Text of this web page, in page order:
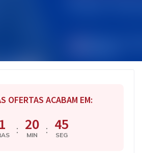
OFERTAS ACABAM EM:
: 20
MIN : 44
SEG